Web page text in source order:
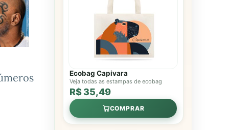
Ecobag Capivara
Veja todas as estampas de ecobag
R$ 35,49
COMPRAR